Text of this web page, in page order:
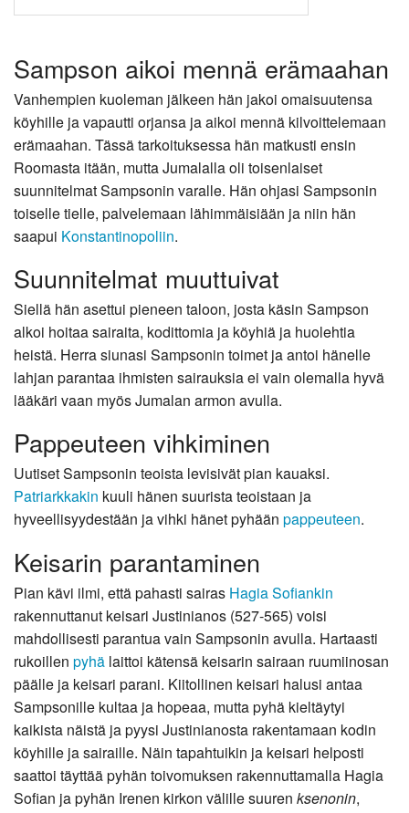
Sampson aikoi mennä erämaahan
Vanhempien kuoleman jälkeen hän jakoi omaisuutensa
köyhille ja vapautti orjansa ja aikoi mennä kilvoittelemaan
erämaahan. Tässä tarkoituksessa hän matkusti ensin
Roomasta itään, mutta Jumalalla oli toisenlaiset
suunnitelmat Sampsonin varalle. Hän ohjasi Sampsonin
toiselle tielle, palvelemaan lähimmäisiään ja niin hän
saapui Konstantinopoliin.
Suunnitelmat muuttuivat
Siellä hän asettui pieneen taloon, josta käsin Sampson
alkoi hoitaa sairaita, kodittomia ja köyhiä ja huolehtia
heistä. Herra siunasi Sampsonin toimet ja antoi hänelle
lahjan parantaa ihmisten sairauksia ei vain olemalla hyvä
lääkäri vaan myös Jumalan armon avulla.
Pappeuteen vihkiminen
Uutiset Sampsonin teoista levisivät pian kauaksi.
Patriarkkakin kuuli hänen suurista teoistaan ja
hyveellisyydestään ja vihki hänet pyhään pappeuteen.
Keisarin parantaminen
Pian kävi ilmi, että pahasti sairas Hagia Sofiankin
rakennuttanut keisari Justinianos (527-565) voisi
mahdollisesti parantua vain Sampsonin avulla. Hartaasti
rukoillen pyhä laittoi kätensä keisarin sairaan ruumiinosan
päälle ja keisari parani. Kiitollinen keisari halusi antaa
Sampsonille kultaa ja hopeaa, mutta pyhä kieltäytyi
kaikista näistä ja pyysi Justinianosta rakentamaan kodin
köyhille ja sairaille. Näin tapahtuikin ja keisari helposti
saattoi täyttää pyhän toivomuksen rakennuttamalla Hagia
Sofian ja pyhän Irenen kirkon välille suuren ksenonin,